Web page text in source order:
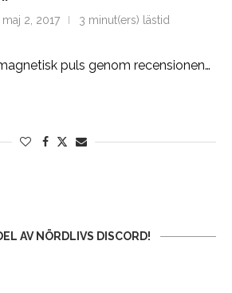
maj 2, 2017 3 minut(ers) lästid
puls genom recensionen…
AV NÖRDLIVS DISCORD!